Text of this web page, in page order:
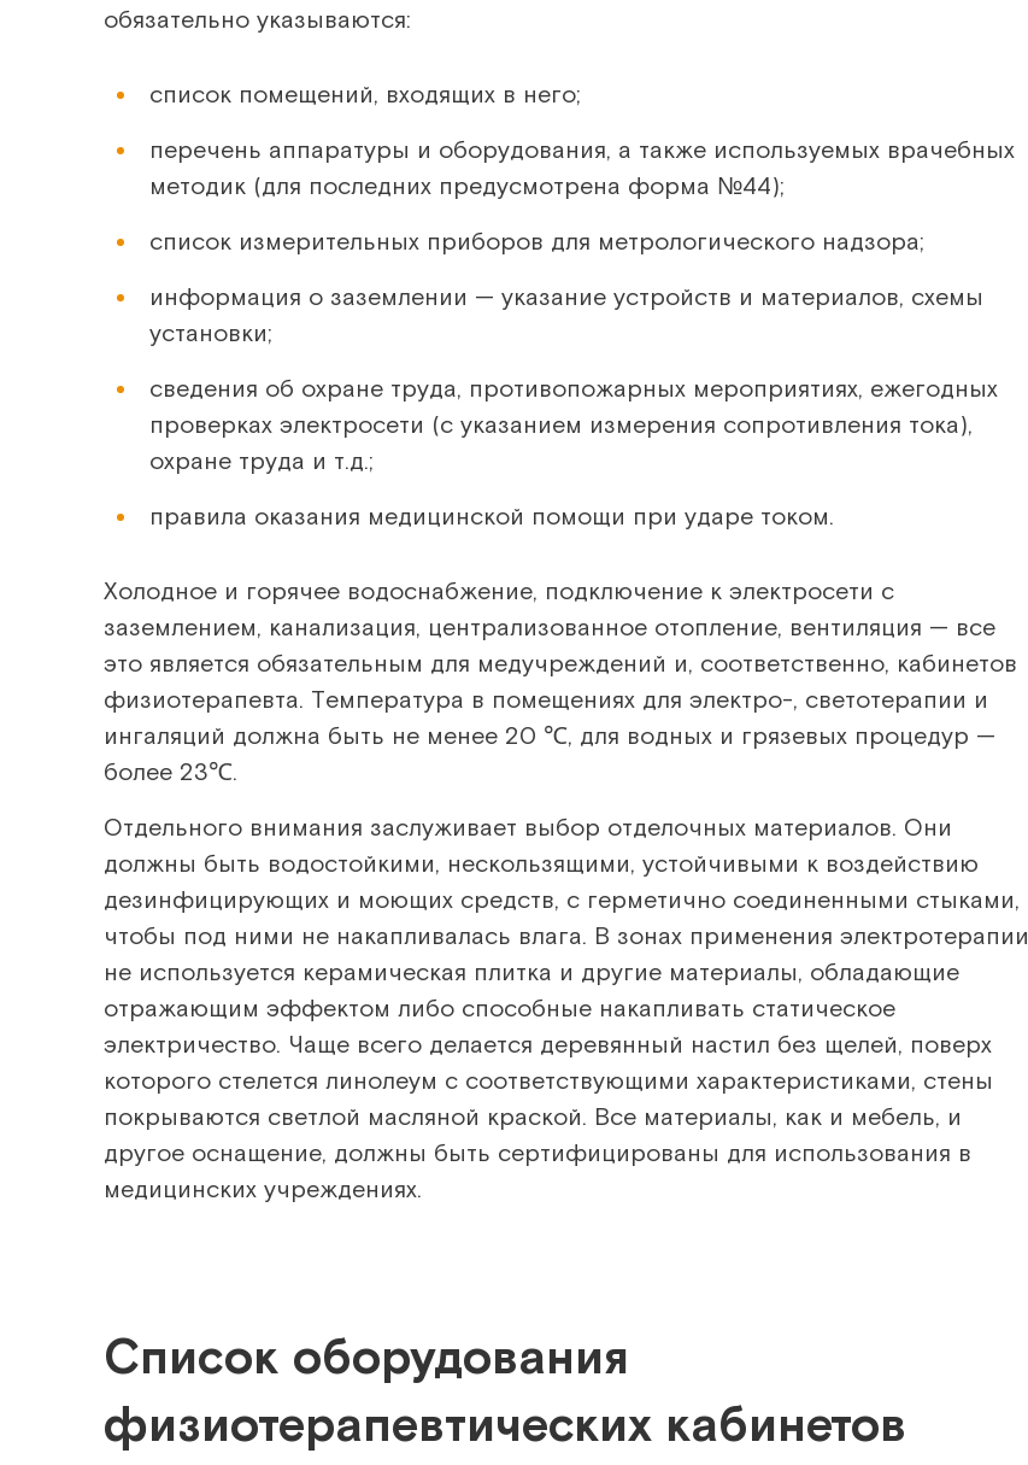
обязательно указываются:
список помещений, входящих в него;
перечень аппаратуры и оборудования, а также используемых врачебных
методик (для последних предусмотрена форма №44);
список измерительных приборов для метрологического надзора;
информация о заземлении — указание устройств и материалов, схемы
установки;
сведения об охране труда, противопожарных мероприятиях, ежегодных
проверках электросети (с указанием измерения сопротивления тока),
охране труда и т.д.;
правила оказания медицинской помощи при ударе током.
Холодное и горячее водоснабжение, подключение к электросети с
заземлением, канализация, централизованное отопление, вентиляция — все
это является обязательным для медучреждений и, соответственно, кабинетов
физиотерапевта. Температура в помещениях для электро-, светотерапии и
ингаляций должна быть не менее 20 ℃, для водных и грязевых процедур —
более 23℃.
Отдельного внимания заслуживает выбор отделочных материалов. Они
должны быть водостойкими, нескользящими, устойчивыми к воздействию
дезинфицирующих и моющих средств, с герметично соединенными стыками,
чтобы под ними не накапливалась влага. В зонах применения электротерапии
не используется керамическая плитка и другие материалы, обладающие
отражающим эффектом либо способные накапливать статическое
электричество. Чаще всего делается деревянный настил без щелей, поверх
которого стелется линолеум с соответствующими характеристиками, стены
покрываются светлой масляной краской. Все материалы, как и мебель, и
другое оснащение, должны быть сертифицированы для использования в
медицинских учреждениях.
Список оборудования
физиотерапевтических кабинетов